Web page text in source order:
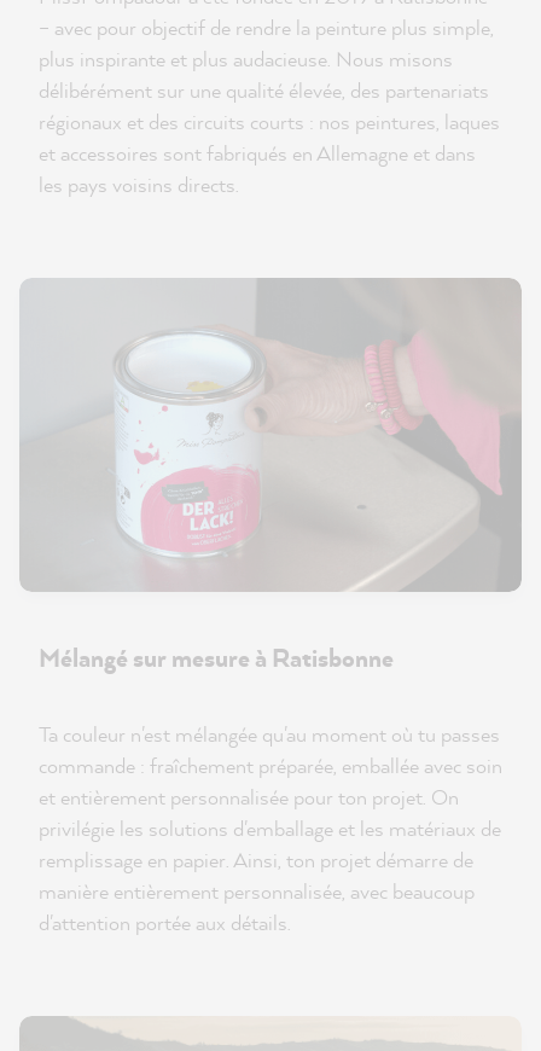
– avec pour objectif de rendre la peinture plus simple,
plus inspirante et plus audacieuse. Nous misons
délibérément sur une qualité élevée, des partenariats
régionaux et des circuits courts : nos peintures, laques
et accessoires sont fabriqués en Allemagne et dans
les pays voisins directs.
Mélangé sur mesure à Ratisbonne
Ta couleur n'est mélangée qu'au moment où tu passes
commande : fraîchement préparée, emballée avec soin
et entièrement personnalisée pour ton projet. On
privilégie les solutions d'emballage et les matériaux de
remplissage en papier. Ainsi, ton projet démarre de
manière entièrement personnalisée, avec beaucoup
d'attention portée aux détails.